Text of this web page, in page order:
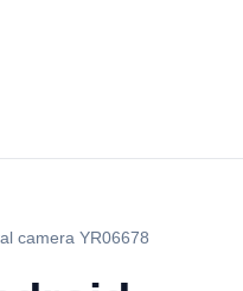
camera YR06678